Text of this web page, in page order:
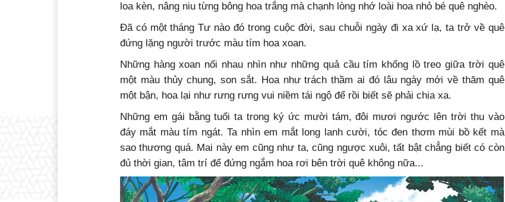
loa kèn, nâng niu từng bông hoa trắng mà chạnh lòng nhớ loài hoa nhỏ bé quê nghèo.
Đã có một tháng Tư nào đó trong cuộc đời, sau chuỗi ngày đi xa xứ lạ, ta trở về quê
đứng lặng người trước màu tím hoa xoan.
Những hàng xoan nối nhau nhìn như những quả cầu tím khổng lồ treo giữa trời quê
một màu thủy chung, son sắt. Hoa như trách thầm ai đó lâu ngày mới về thăm quê
một bận, hoa lại như rưng rưng vui niềm tái ngộ để rồi biết sẽ phải chia xa.
Những em gái bằng tuổi ta trong ký ức mười tám, đôi mươi ngước lên trời thu vào
đáy mắt màu tím ngát. Ta nhìn em mắt long lanh cười, tóc đen thơm mùi bồ kết mà
sao thương quá. Mai này em cũng như ta, cũng ngược xuôi, tất bật chẳng biết có còn
đủ thời gian, tâm trí để đứng ngắm hoa rơi bên trời quê không nữa...